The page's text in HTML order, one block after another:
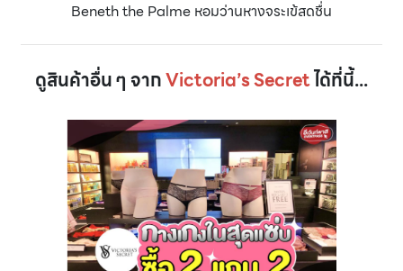
Beneth the Palme หอมว่านหางจระเข้สดชื่น
ดูสินค้าอื่น ๆ จากVictoria’s Secretได้ที่นี้...